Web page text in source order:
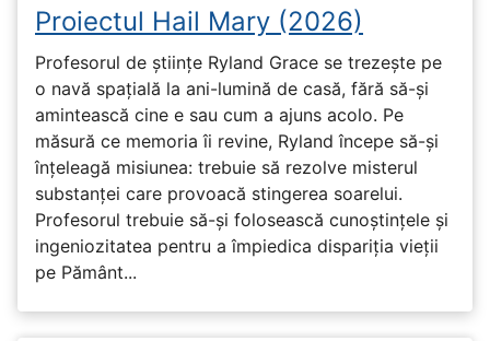
Proiectul Hail Mary (2026)
Profesorul de științe Ryland Grace se trezește pe
o navă spațială la ani-lumină de casă, fără să-și
amintească cine e sau cum a ajuns acolo. Pe
măsură ce memoria îi revine, Ryland începe să-și
înțeleagă misiunea: trebuie să rezolve misterul
substanței care provoacă stingerea soarelui.
Profesorul trebuie să-și folosească cunoștințele și
ingeniozitatea pentru a împiedica dispariția vieții
pe Pământ...